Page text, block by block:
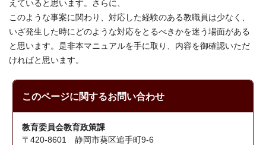
えていると思います。さらに、
このような事案に関わり、対応した経験のある教職員は少なく、
いざ発生した時にどのような対応をとるべきかを迷う場面がある
と思います。是非本マニュアルを手に取り、内容を御確認いただ
ければと思います。
このページに関するお問い合わせ
教育委員会教育政策課
〒420-8601 静岡市葵区追手町9-6